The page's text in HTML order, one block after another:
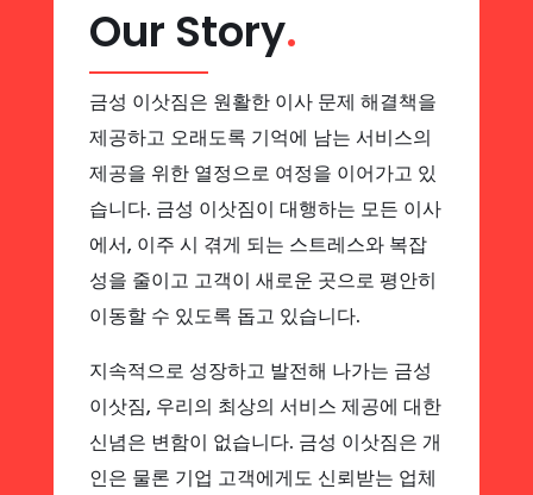
Our Story.
금성 이삿짐은 원활한 이사 문제 해결책을
제공하고 오래도록 기억에 남는 서비스의
제공을 위한 열정으로 여정을 이어가고 있
습니다. 금성 이삿짐이 대행하는 모든 이사
에서, 이주 시 겪게 되는 스트레스와 복잡
성을 줄이고 고객이 새로운 곳으로 평안히
이동할 수 있도록 돕고 있습니다.
지속적으로 성장하고 발전해 나가는 금성
이삿짐, 우리의 최상의 서비스 제공에 대한
신념은 변함이 없습니다. 금성 이삿짐은 개
인은 물론 기업 고객에게도 신뢰받는 업체